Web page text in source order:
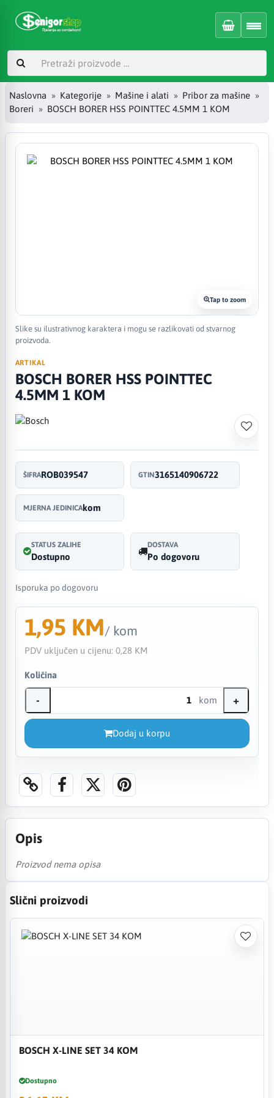
Naslovna Kategorije Mašine i alati
Pribor za mašine
Boreri
BOSCH BORER HSS POINTTEC 4.5MM 1 KOM
Tap to zoom
Slike su ilustrativnog karaktera i mogu se razlikovati od stvarnog
proizvoda.
ARTIKAL
BOSCH BORER HSS POINTTEC
4.5MM 1 KOM
ŠIFRAROB039547 GTIN3165140906722
MJERNA JEDINICAkom
STATUS ZALIHE
Dostupno
DOSTAVA
Po dogovoru
Isporuka po dogovoru
1,95 KM/ kom
PDV uključen u cijenu: 0,28 KM
Količina
- kom +
Dodaj u korpu
Opis
Proizvod nema opisa
Slični proizvodi
BOSCH X-LINE SET 34 KOM
Dostupno